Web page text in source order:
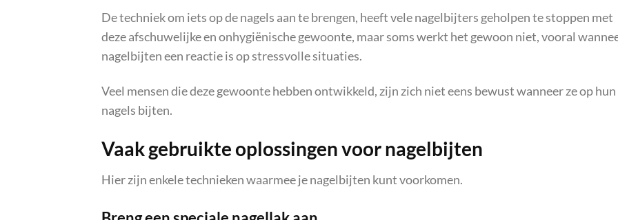
De techniek om iets op de nagels aan te brengen, heeft vele nagelbijters geholpen te stoppen met
deze afschuwelijke en onhygiënische gewoonte, maar soms werkt het gewoon niet, vooral
nagelbijten een reactie is op stressvolle situaties.
Veel mensen die deze gewoonte hebben ontwikkeld, zijn zich niet eens bewust wanneer ze op hun
nagels bijten.
Vaak gebruikte oplossingen voor nagelbijten
Hier zijn enkele technieken waarmee je nagelbijten kunt voorkomen.